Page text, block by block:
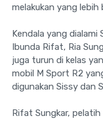
melakukan yang lebih
Kendala yang dialami
Ibunda Rifat, Ria
juga turun di kelas
mobil M Sport R2
digunakan Sissy dan
Rifat Sungkar,